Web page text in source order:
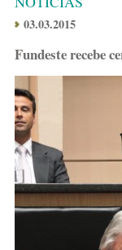
03.03.2015
Fundeste recebe